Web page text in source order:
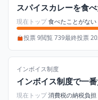
スパイスカレーを食
現在トップ食べたことがない
投票 9閲覧 739最終投票
インボイス制度
インボイス制度で一
現在トップ消費税の納税負担